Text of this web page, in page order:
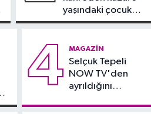
uydulara taşınıyor
yaşındaki çocuk
yoğun bakımda
4 MAGAZIN
Selçuk Tepeli
NOW TV'den
ayrıldığını